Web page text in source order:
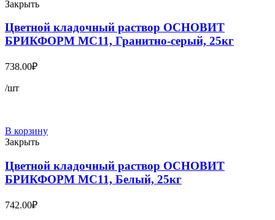
Закрыть
Цветной кладочный раствор ОСНОВИТ
БРИКФОРМ MC11, Гранитно-серый, 25кг
738.00₽
/шт
В корзину
Закрыть
Цветной кладочный раствор ОСНОВИТ
БРИКФОРМ MC11, Белый, 25кг
742.00₽